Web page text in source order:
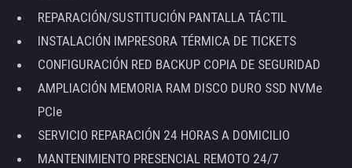
REPARACIÓN/SUSTITUCIÓN PANTALLA TÁCTIL
INSTALACIÓN IMPRESORA TÉRMICA DE TICKETS
CONFIGURACIÓN RED BACKUP COPIA DE SEGURIDAD
AMPLIACIÓN MEMORIA RAM DISCO DURO SSD NVMe
PCIe
SERVICIO REPARACIÓN 24 HORAS A DOMICILIO
MANTENIMIENTO PRESENCIAL REMOTO 24/7